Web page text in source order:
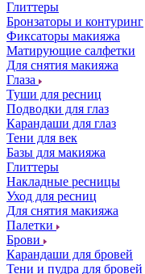
Глиттеры
Бронзаторы и контуринг
Фиксаторы макияжа
Матирующие салфетки
Для снятия макияжа
Глаза
Туши для ресниц
Подводки для глаз
Карандаши для глаз
Тени для век
Базы для макияжа
Глиттеры
Накладные ресницы
Уход для ресниц
Для снятия макияжа
Палетки
Брови
Карандаши для бровей
Тени и пудра для бровей